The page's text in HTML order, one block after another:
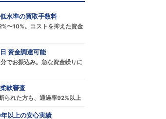
水準の買取手数料
〜10%。コストを抑えた資金
資金調達可能
でお振込み。急な資金繰りに
軟審査
られた方も、通過率92%以上
以上の安心実績